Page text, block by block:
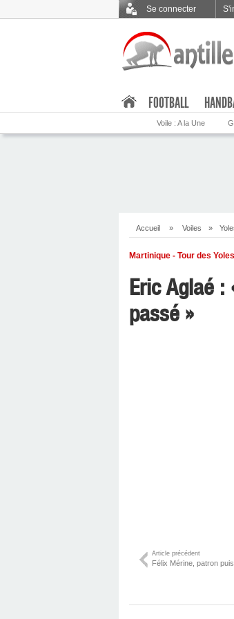
Se connecter
FOOTBALL
Voile : A la Une
Accueil » Voiles »
Martinique - Tour des Yoles
Eric Aglaé :
passé »
Article précédent
Félix Mérine, patron